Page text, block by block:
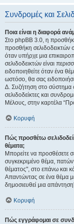
Συνδρομές και
Ποια είναι η διαφορά
Στο phpBB 3.0, η
προσθήκη σελιδοδεικτών
όταν υπήρχε μια
σελιδοδεικτών είναι
ειδοποιηθείτε όταν ένα
ωστόσο, θα σας
Δ. Συζήτηση στο σύστημα
σελιδοδείκτες και
Μέλους, στην καρτέλα
Κορυφή
Πώς προσθέτω
θέματα;
Μπορείτε να προσθέσετε
συγκεκριμένο θέμα,
θέματος", στο επάνω και
Απαντώντας σε ένα θέμα
δημοσιευθεί μια
Κορυφή
Πώς εγγράφομαι σε